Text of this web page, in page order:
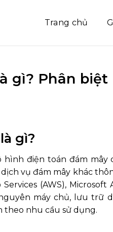
Trang chủ
gì? Phân
gì?
hình điện toán đám
vụ đám mây khác
(AWS),
máy chủ, lưu trữ
theo nhu cầu sử dụng.